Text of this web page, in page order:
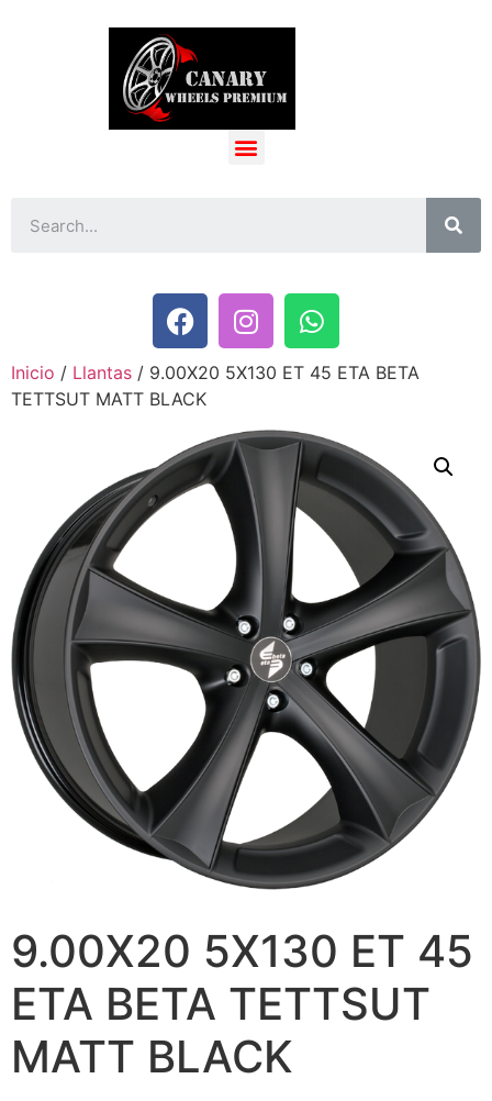
Inicio / Llantas / 9.00X20 5X130 ET 45 ETA BETA
TETTSUT MATT BLACK
9.00X20 5X130 ET 45
ETA BETA TETTSUT
MATT BLACK